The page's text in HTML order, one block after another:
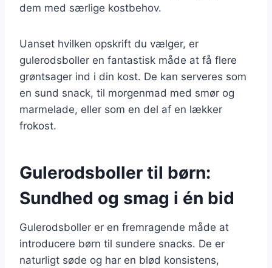
dem med særlige kostbehov.
Uanset hvilken opskrift du vælger, er
gulerodsboller en fantastisk måde at få flere
grøntsager ind i din kost. De kan serveres som
en sund snack, til morgenmad med smør og
marmelade, eller som en del af en lækker
frokost.
Gulerodsboller til børn:
Sundhed og smag i én bid
Gulerodsboller er en fremragende måde at
introducere børn til sundere snacks. De er
naturligt søde og har en blød konsistens,